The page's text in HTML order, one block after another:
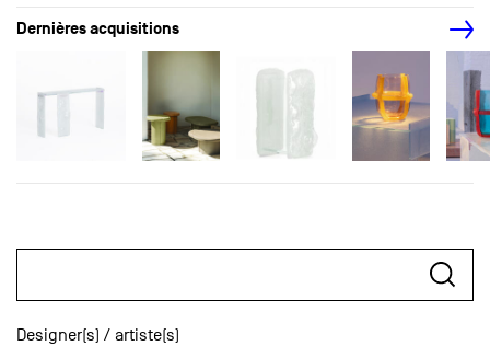
Dernières acquisitions
Designer(s) / artiste(s)